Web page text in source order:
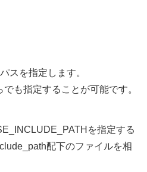
スを指定します。
も指定することが可能です。
を指定する
配下のファイルを相